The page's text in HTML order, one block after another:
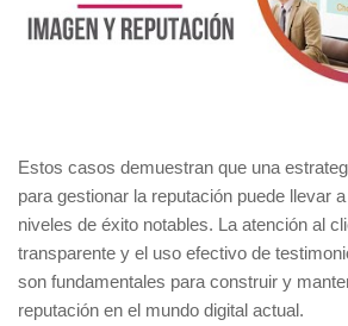
Estos casos demuestran que una
para gestionar la reputación puede llevar
niveles de éxito notables. La atención al
transparente y el uso efectivo de
son fundamentales para construir y
reputación en el mundo digital actual.